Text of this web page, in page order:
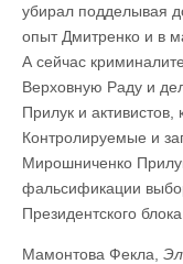
убирал подделывая
опыт Дмитренко и в
А сейчас
Верховную Раду и
Прилук и активистов,
Контролируемые и
Мирошниченко
фальсификации
Президентского блока.
Мамонтова Фекла,